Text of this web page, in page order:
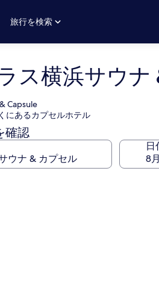
旅行を検索
ス横浜サウナ
Capsule
にあるカプセルホテル
確認
日